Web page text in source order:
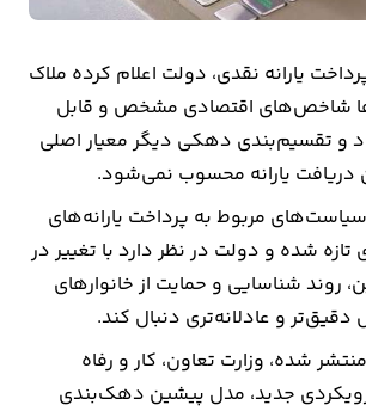
یارانه نقدی، دولت اعلام کرده ملاک
شاخص‌های اقتصادی مشخص و قابل
تقسیم‌بندی دهکی دیگر معیار اصلی
یارانه محسوب نمی‌شود.
سیاست‌های مربوط به پرداخت یارانه‌های
تازه شده و دولت در نظر دارد با تغییر در
روند شناسایی و حمایت از خانوارهای
و عادلانه‌تری دنبال کند.
شده، وزارت تعاون، کار و رفاه
رویکردی جدید، مدل پیشین دهک‌بندی